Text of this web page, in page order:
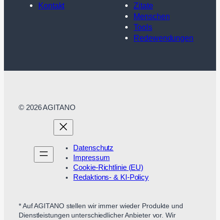
Kontakt
Zitate
Menschen
Tools
Redewendungen
© 2026 AGITANO
Datenschutz
Impressum
Cookie-Richtlinie (EU)
Redaktions- & KI-Policy
* Auf AGITANO stellen wir immer wieder Produkte und
Dienstleistungen unterschiedlicher Anbieter vor. Wir